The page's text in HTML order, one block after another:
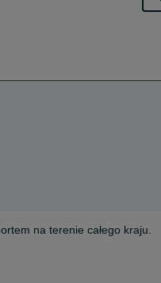
Talerzowa z transportem na terenie całego kraju.